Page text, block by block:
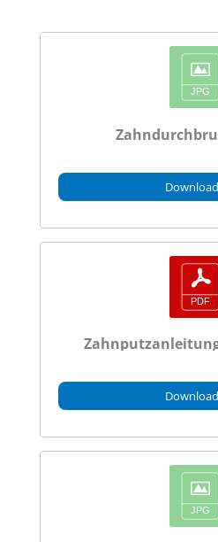
Download
Download